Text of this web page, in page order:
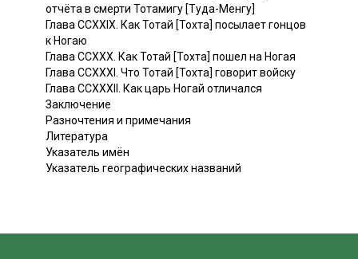
отчёта в смерти Тотамигу [Туда-Менгу]
Глава CCXXIX. Как Тотай [Тохта] посылает гонцов
к Ногаю
Глава ССХХХ. Как Тотай [Тохта] пошел на Ногая
Глава CCXXXI. Что Тотай [Тохта] говорит войску
Глава ССХХХII. Как царь Ногай отличался
Заключение
Разночтения и примечания
Литература
Указатель имён
Указатель географических названий